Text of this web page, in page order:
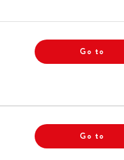
Go to
Go to